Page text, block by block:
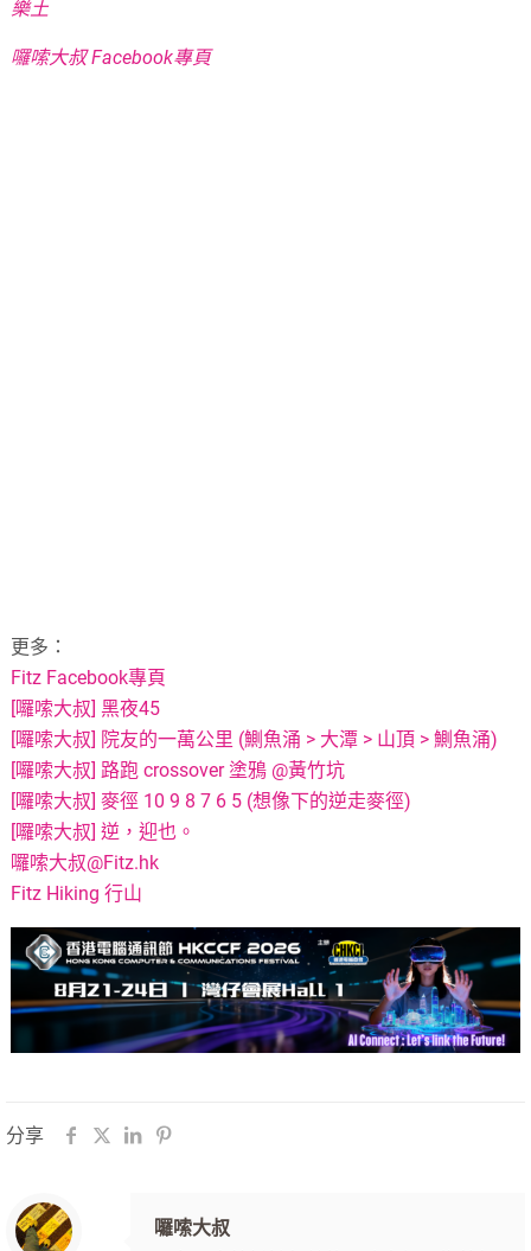
樂土
囉嗦大叔 Facebook專頁
更多：
Fitz Facebook專頁
[囉嗦大叔] 黑夜45
[囉嗦大叔] 院友的一萬公里 (鰂魚涌 > 大潭 > 山頂 > 鰂魚涌)
[囉嗦大叔] 路跑 crossover 塗鴉 @黃竹坑
[囉嗦大叔] 麥徑 10 9 8 7 6 5 (想像下的逆走麥徑)
[囉嗦大叔] 逆，迎也。
囉嗦大叔@Fitz.hk
Fitz Hiking 行山
分享
囉嗦大叔